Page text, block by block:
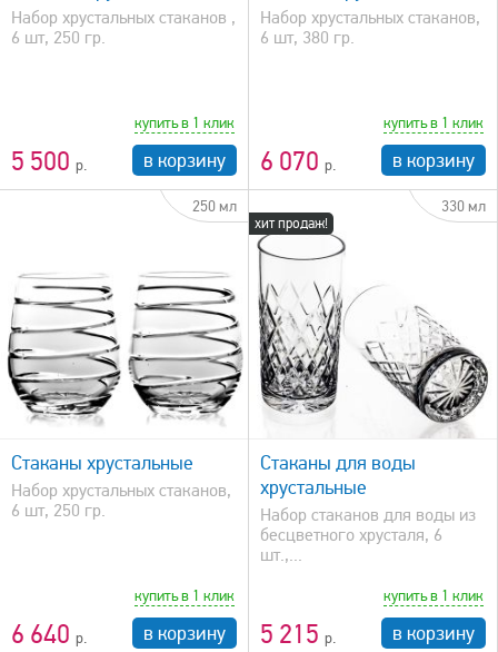
Набор хрустальных стаканов ,
6 шт, 250 гр.
5 500
купить в 1 клик
в корзину
Набор хрустальных стаканов,
6 шт, 380 гр.
6 070
купить в 1 клик
в корзину
250 мл
Стаканы хрустальные
Набор хрустальных стаканов,
6 шт, 250 гр.
6 640
купить в 1 клик
в корзину
хит продаж!
330 мл
быстрый просмотр
Стаканы для воды
хрустальные
Набор стаканов для воды из
бесцветного хрусталя, 6
шт.,...
5 215
купить в 1 клик
в корзину